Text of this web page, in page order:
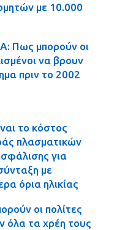
με 10.000
Πως μπορούν οι
να βρουν
πριν το 2002
το κόστος
πλασματικών
για
με
όρια ηλικίας
οι πολίτες
όλα τα χρέη τους